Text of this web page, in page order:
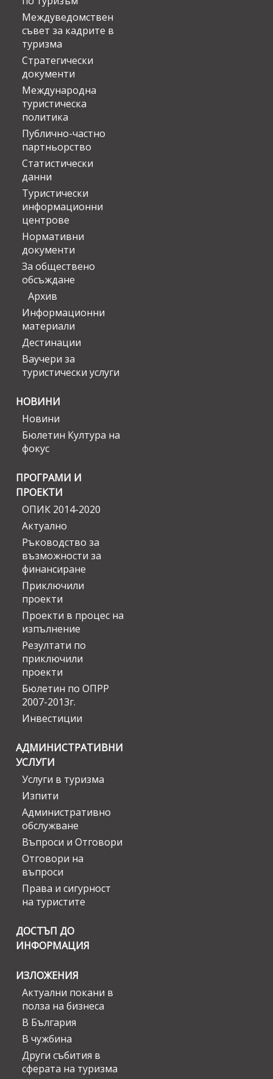
Междуведомствен
съвет за кадрите в
туризма
Стратегически
документи
Международна
туристическа
политика
Публично-частно
партньорство
Статистически
данни
Туристически
информационни
центрове
Нормативни
документи
За обществено
обсъждане
Архив
Информационни
материали
Дестинации
Ваучери за
туристически услуги
НОВИНИ
Новини
Бюлетин Култура на
фокус
ПРОГРАМИ И
ПРОЕКТИ
ОПИК 2014-2020
Актуално
Ръководство за
възможности за
финансиране
Приключили
проекти
Проекти в процес на
изпълнение
Резултати по
приключили
проекти
Бюлетин по ОПРР
2007-2013г.
Инвестиции
АДМИНИСТРАТИВНИ
УСЛУГИ
Услуги в туризма
Изпити
Административно
обслужване
Въпроси и Отговори
Отговори на
въпроси
Права и сигурност
на туристите
ДОСТЪП ДО
ИНФОРМАЦИЯ
ИЗЛОЖЕНИЯ
Актуални покани в
полза на бизнеса
В България
В чужбина
Други събития в
сферата на туризма